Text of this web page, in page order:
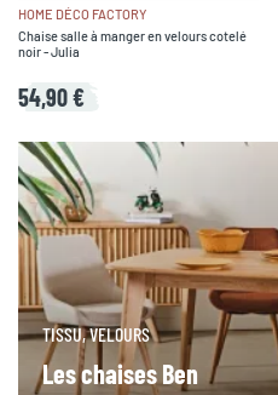
HOME DÉCO FACTORY
Chaise salle à manger en velours cotelé
noir - Julia
54,90 €
TISSU, VELOURS
Les chaises Ben